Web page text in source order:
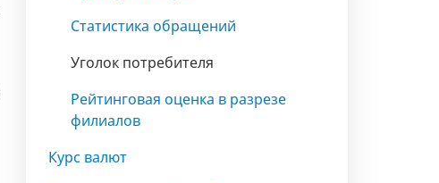
Статистика обращений
Уголок потребителя
Рейтинговая оценка в разрезе
филиалов
Курс валют